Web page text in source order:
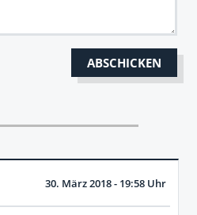
30. März 2018 - 19:58 Uhr